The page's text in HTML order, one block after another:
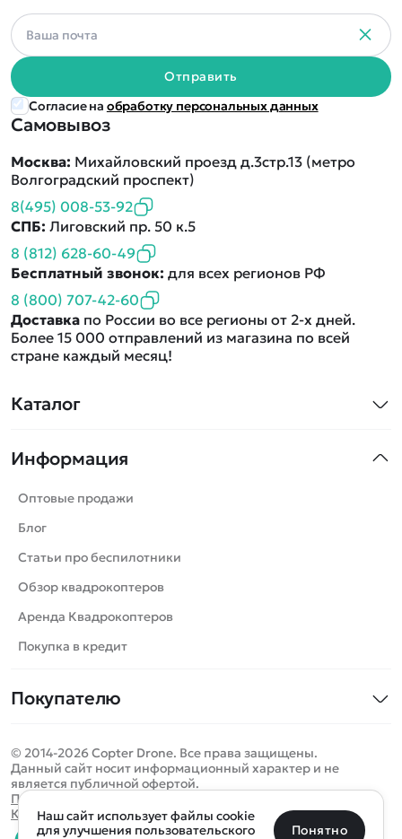
Каталог
Машинки
Танки
Вертолеты
Катера
Роботы
Самолеты
Сборные модели
Спецтехника
Игрушки
Запчасти для моделей
Бренды
Информация
Оптовые продажи
Блог
Статьи про беспилотники
Обзор квадрокоптеров
Аренда Квадрокоптеров
Покупка в кредит
Покупателю
Оплата и доставка
Помощь
Отследить заказ
Самовывоз
Москва: Михайловский проезд д.3стр.13 (метро
Волгоградский проспект)
8(495) 008-53-92
СПБ: Лиговский пр. 50 к.5
8 (812) 628-60-49
Бесплатный звонок: для всех регионов РФ
8 (800) 707-42-60
Доставка по России во все регионы от 2-х дней.
Более 15 000 отправлений из магазина по всей
стране каждый месяц!
Отправить
Согласие на обработку персональных данных
© 2014-2026 Copter Drone. Все права защищены.
Данный сайт носит информационный характер и не
является публичной офертой.
Политика конфиденциальности
Карта сайта
Определить местоположение
Санкт-Петербург Москва Майкоп Уфа
Наш сайт использует файлы cookie
для улучшения пользовательского
Понятно